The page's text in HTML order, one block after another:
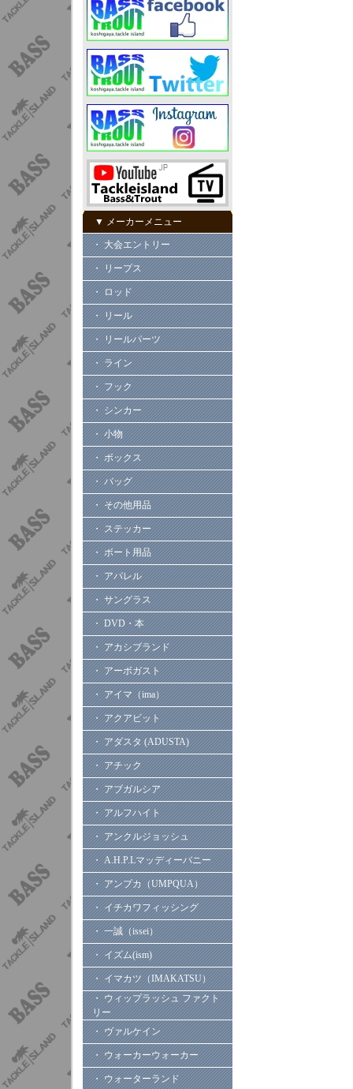
▼ メーカーメニュー
・ 大会エントリー
・ リープス
・ ロッド
・ リール
・ リールパーツ
・ ライン
・ フック
・ シンカー
・ 小物
・ ボックス
・ バッグ
・ その他用品
・ ステッカー
・ ボート用品
・ アパレル
・ サングラス
・ DVD・本
・ アカシブランド
・ アーボガスト
・ アイマ（ima）
・ アクアビット
・ アダスタ (ADUSTA)
・ アチック
・ アブガルシア
・ アルフハイト
・ アンクルジョッシュ
・ A.H.P.Lマッディーバニー
・ アンプカ（UMPQUA）
・ イチカワフィッシング
・ 一誠（issei）
・ イズム(ism)
・ イマカツ（IMAKATSU）
・ ウィップラッシュ ファクト
リー
・ ヴァルケイン
・ ウォーカーウォーカー
・ ウォーターランド